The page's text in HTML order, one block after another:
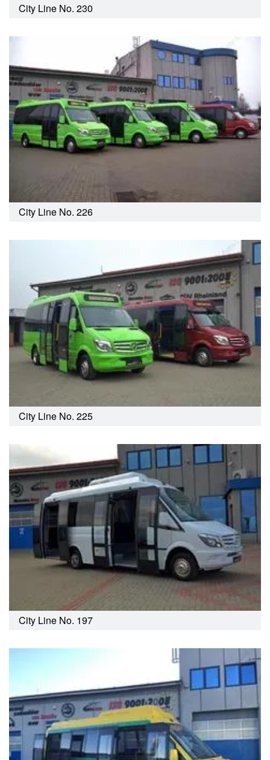
City Line No. 230
City Line No. 226
City Line No. 225
City Line No. 197